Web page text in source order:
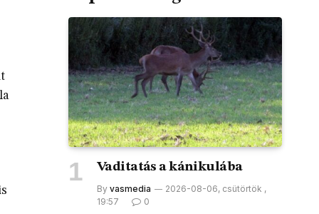
Vaditatás a kánikulába
By vasmedia
2026-08-06, csütörtök ,
19:57
0